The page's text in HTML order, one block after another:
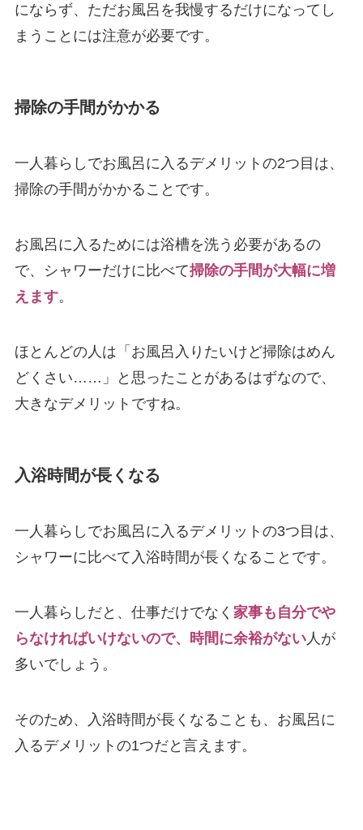
にならず、ただお風呂を我慢するだけになってし
まうことには注意が必要です。
掃除の手間がかかる
一人暮らしでお風呂に入るデメリットの2つ目は、
掃除の手間がかかることです。
お風呂に入るためには浴槽を洗う必要があるの
で、シャワーだけに比べて掃除の手間が大幅に増
えます。
ほとんどの人は「お風呂入りたいけど掃除はめん
どくさい……」と思ったことがあるはずなので、
大きなデメリットですね。
入浴時間が長くなる
一人暮らしでお風呂に入るデメリットの3つ目は、
シャワーに比べて入浴時間が長くなることです。
一人暮らしだと、仕事だけでなく 家事も自分でや
らなければいけないので、時間に余裕がない人が
多いでしょう。
そのため、入浴時間が長くなることも、お風呂に
入るデメリットの1つだと言えます。